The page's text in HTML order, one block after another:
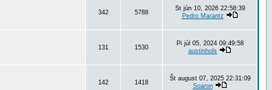
342 5788
St jún 10, 2026 22:58:39
Pedro Marantz
131 1530
Pi júl 05, 2024 09:49:58
austinhols
142 1418
Št august 07, 2025 22:31:09
Soaron